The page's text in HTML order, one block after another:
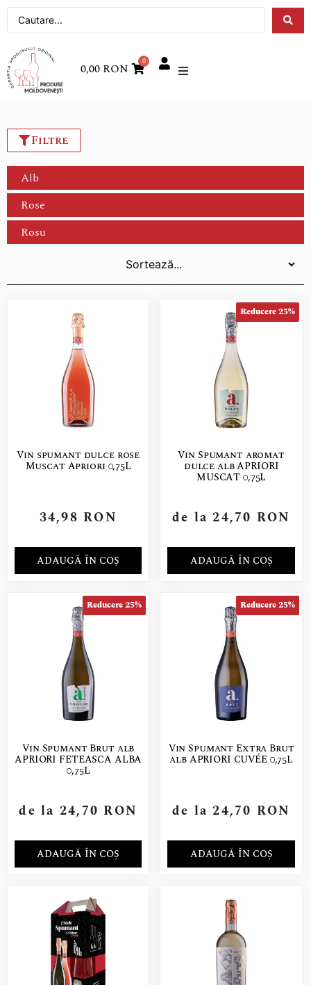
0,00 RON 0
Filtre
Alb
Rose
Rosu
Vin spumant dulce rose
Muscat Apriori 0,75L
34,98 RON
ADAUGĂ ÎN COȘ
Reducere 25%
Vin Spumant aromat
dulce alb APRIORI
MUSCAT 0,75L
de la24,70 RON
ADAUGĂ ÎN COȘ
Reducere 25%
Vin Spumant Brut alb
APRIORI FETEASCA ALBA
0,75L
de la 24,70 RON
ADAUGĂ ÎN COȘ
Reducere 25%
Vin Spumant Extra Brut
alb APRIORI CUVÉE 0,75L
de la24,70 RON
ADAUGĂ ÎN COȘ